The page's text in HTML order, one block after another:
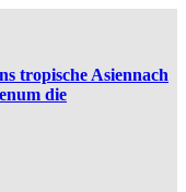
tropische Asiennach
um die